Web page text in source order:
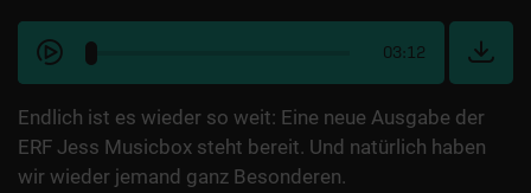
03:12
Endlich ist es wieder so weit: Eine neue Ausgabe der
ERF Jess Musicbox steht bereit. Und natürlich haben
wir wieder jemand ganz Besonderen.